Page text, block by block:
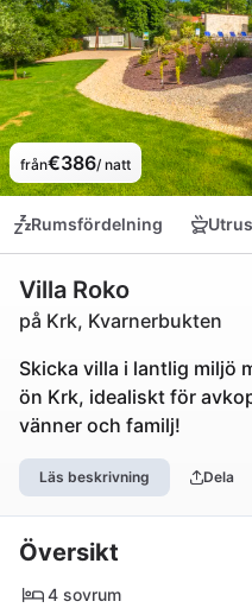
från€386/ natt
Rumsfördelning
Villa Roko
på Krk, Kvarnerbukten
Skicka villa i lantlig miljö
ön Krk, idealiskt för
vänner och familj!
Läs beskrivning Dela
Översikt
4 sovrum